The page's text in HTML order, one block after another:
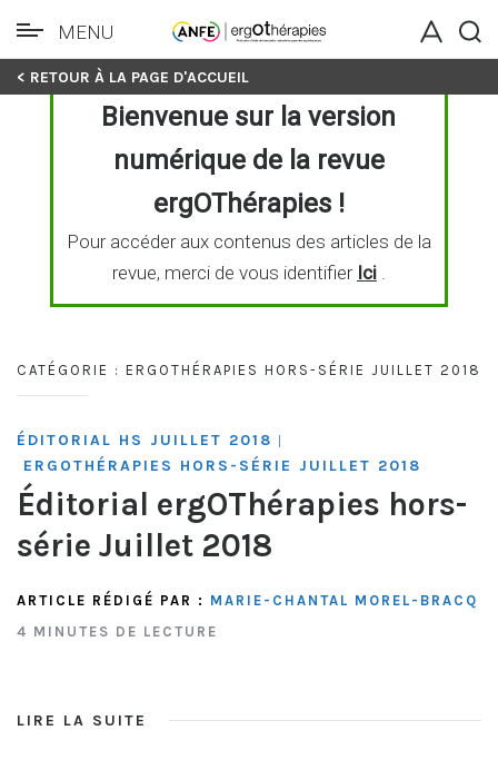
Skip
MENU
< RETOUR À LA PAGE D'ACCUEIL
Bienvenue sur la version
numérique de la revue
ergOThérapies !
Pour accéder aux contenus des articles de la
revue, merci de vous identifier Ici.
CATÉGORIE : ERGOTHÉRAPIES HORS-SÉRIE JUILLET 2018
ÉDITORIAL HS JUILLET 2018 |
ERGOTHÉRAPIES HORS-SÉRIE JUILLET 2018
Éditorial ergOThérapies hors-
série Juillet 2018
ARTICLE RÉDIGÉ PAR : MARIE-CHANTAL MOREL-BRACQ
4 MINUTES DE LECTURE
LIRE LA SUITE